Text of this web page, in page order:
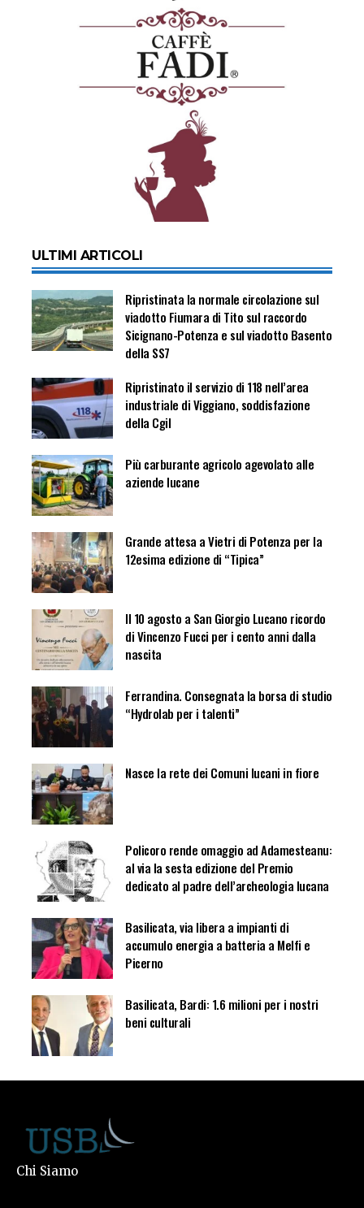
ULTIMI ARTICOLI
Ripristinata la normale circolazione sul
viadotto Fiumara di Tito sul raccordo
Sicignano-Potenza e sul viadotto Basento
della SS7
Ripristinato il servizio di 118 nell’area
industriale di Viggiano, soddisfazione
della Cgil
Più carburante agricolo agevolato alle
aziende lucane
Grande attesa a Vietri di Potenza per la
12esima edizione di “Tipica”
Il 10 agosto a San Giorgio Lucano ricordo
di Vincenzo Fucci per i cento anni dalla
nascita
Ferrandina. Consegnata la borsa di studio
“Hydrolab per i talenti”
Nasce la rete dei Comuni lucani in fiore
Policoro rende omaggio ad Adamesteanu:
al via la sesta edizione del Premio
dedicato al padre dell’archeologia lucana
Basilicata, via libera a impianti di
accumulo energia a batteria a Melfi e
Picerno
Basilicata, Bardi: 1.6 milioni per i nostri
beni culturali
Chi Siamo